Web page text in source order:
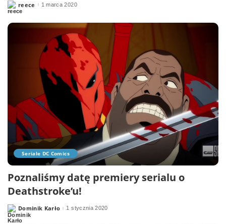
Posted
by
reece 1 marca 2020
Seriale DC Comics
Poznaliśmy datę premiery serialu o
Deathstroke’u!
Posted
by
Dominik Karło 1 stycznia 2020